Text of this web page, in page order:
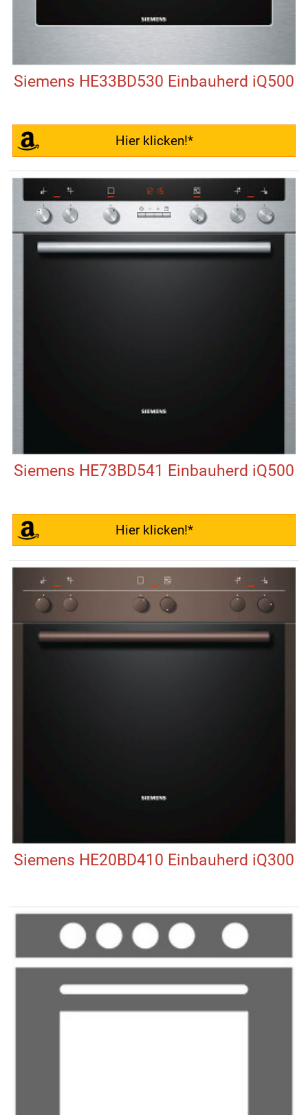
Siemens HE33BD530 Einbauherd iQ500
Hier klicken!*
Siemens HE73BD541 Einbauherd iQ500
Hier klicken!*
Siemens HE20BD410 Einbauherd iQ300